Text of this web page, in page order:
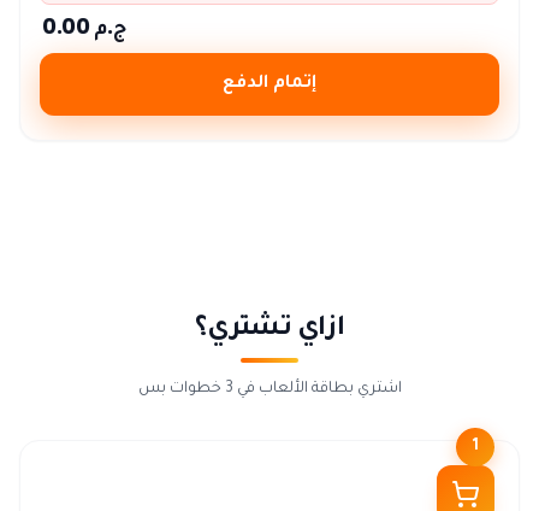
ج.م 0.00
إتمام الدفع
ازاي تشتري؟
اشتري بطاقة الألعاب في 3 خطوات بس
1